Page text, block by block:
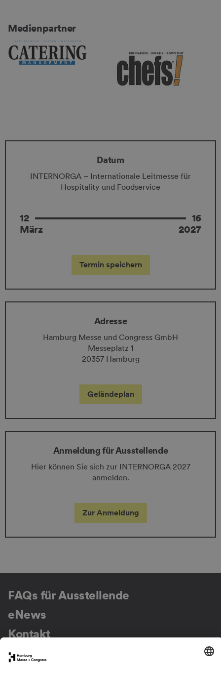
Medienpartner
Datum
INTERNORGA – Internationale Leitmesse für
Hospitality und Foodservice
12
16
März
2027
Termin speichern
Adresse
Hamburg Messe und Congress GmbH
Messeplatz 1
20357 Hamburg
Geländeplan
Anmeldung für Ausstellende
Hier können Sie sich zur INTERNORGA 2027
anmelden.
Zur Anmeldung
FAQs für Ausstellende
eNews
Kontakt
Presse